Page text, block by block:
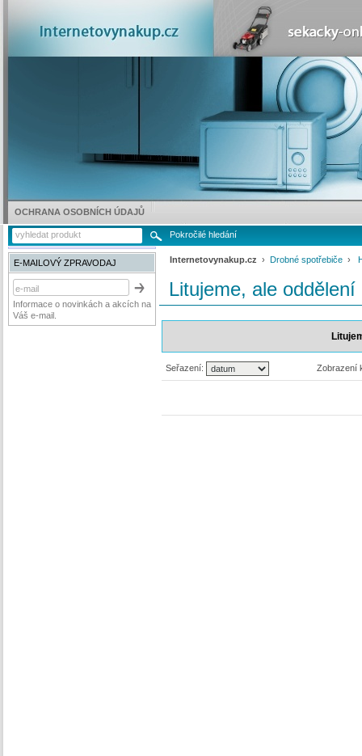
Internetovynakup.cz › Drobné spotřebiče ›
Litujeme, ale oddělení
Seřazení: Zobrazení
E-MAILOVÝ ZPRAVODAJ
Informace o novinkách a akcích na
Váš e-mail.
Pokročilé hledání
OCHRANA OSOBNÍCH ÚDAJŮ